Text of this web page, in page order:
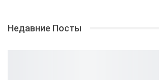
Недавние Посты